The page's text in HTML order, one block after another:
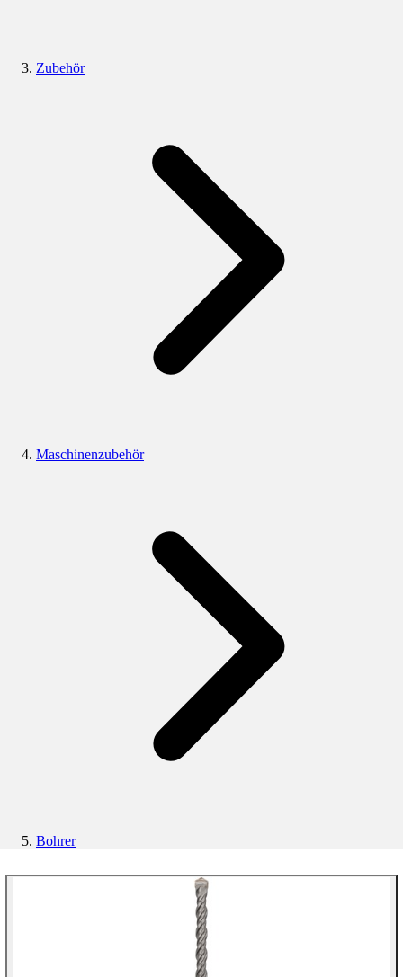
Zubehör
Maschinenzubehör
Bohrer